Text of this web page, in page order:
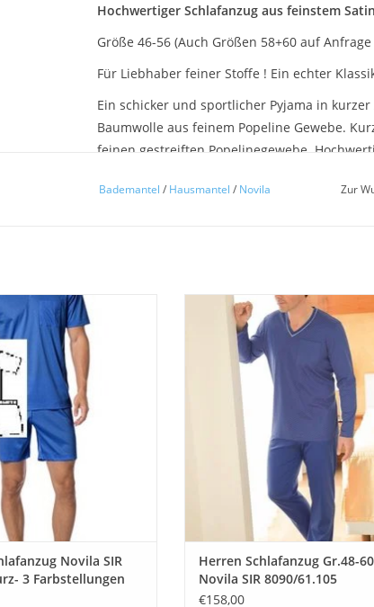
Hochwertiger Schlafanzug aus feinstem
Größe 46-56 (Auch Größen 58+60 auf
Für Liebhaber feiner Stoffe ! Ein echter
Ein schicker und sportlicher Pyjama in
Baumwolle aus feinem Popeline Gewebe.
feinen gestreiften Popelinegewebe.
Bademantel / Hausmantel / Novila Zur
Herren Pyjama SIR 8061
Hose und kurzen Ärmeln.
Jersey Feininterlock Uni mit
Auch in Übergrößen
48-62/64 lieferbar.
HINZUFÜGEN
Novila SIR
3 Farbstellungen
Schöner eleganter Herren Pyjama
mit langer Hose und langen
Oberteil Feinjersey Krawattendruck
Hose Feinjersey Uni passend.
ZUM WARENKORB
Herren Schlafanzug Gr.48-60
Novila SIR 8090/61.105
€158,00